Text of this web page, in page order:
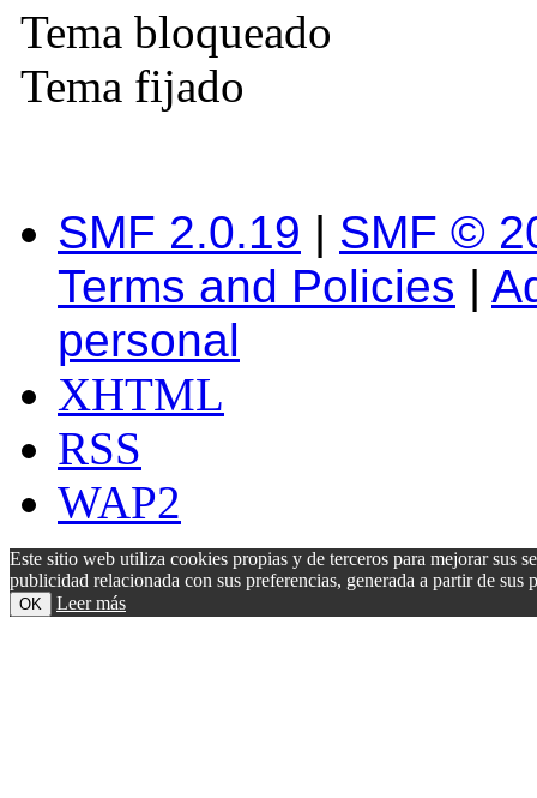
Tema bloqueado
Tema fijado
SMF 2.0.19 | SMF ©
Terms and Policies |
personal
XHTML
RSS
WAP2
Este sitio web utiliza cookies propias y de terceros para mejorar sus
publicidad relacionada con sus preferencias, generada a partir de
OK Leer más